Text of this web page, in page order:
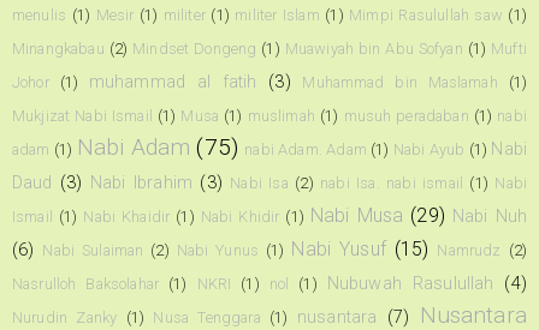
menulis (1) Mesir (1) militer (1) militer Islam (1) Mimpi Rasulullah saw (1)
Minangkabau (2) Mindset Dongeng (1) Muawiyah bin Abu Sofyan (1) Mufti
Johor
(1) muhammad al fatih (3) Muhammad bin Maslamah
(1)
Mukjizat Nabi Ismail (1) Musa (1) muslimah (1) musuh peradaban (1) nabi
adam (1) Nabi Adam (75) nabi Adam. Adam (1) Nabi Ayub (1) Nabi
Daud (3) Nabi Ibrahim (3) Nabi Isa (2) nabi Isa. nabi ismail (1) Nabi
Ismail
(1) Nabi Khaidir (1) Nabi Khidir (1) Nabi Musa (29) Nabi Nuh
(6) Nabi Sulaiman (2) Nabi Yunus (1) Nabi Yusuf (15) Namrudz (2)
Nasrulloh Baksolahar (1) NKRI (1) nol (1) Nubuwah Rasulullah (4)
Nurudin Zanky (1) Nusa Tenggara (1) nusantara (7)
Nusantara